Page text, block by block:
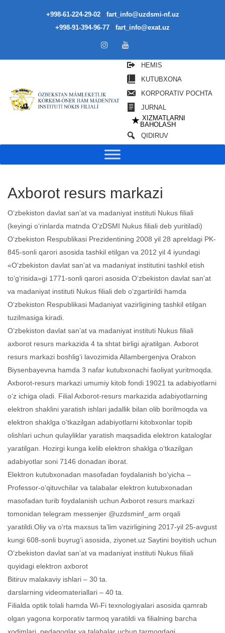
+998-61-224-29-02/ fart_info@uzdsmi-nf.uz
+998-91-394-96-77 / fart_info@exat.uz
HEMIS
KUTUBXONA
KORPORATIV POCHTA
JURNAL
★ XIZMATLARNI
BAHOLASH
QIDIRUV
Axborot resurs markazi
O‘zbekiston davlat san’at va madaniyat instituti Nukus filiali
(keyingi o‘rinlarda matnda O‘zDSMI Nukus filiali deb yuritiladi)
O‘zbekiston Respublikasi Prezidentining 2008 yil 28 apreldagi PK-
845-sonli qarori asosida tashkil etilgan va 2012 yil 4 iyundagi
«O‘zbekiston davlat san’at va madaniyat institutini tashkil etish
to‘g‘risida»gi 1771-sonli qarori asosida O‘zbekiston davlat san’at
va madaniyat instituti Nukus filiali deb o‘zgartirildi hamda
O‘zbekiston Respublikasi Madaniyat vazirligining tashkil etilgan
tuzilmasiga kiradi.
O‘zbekiston davlat san’at va madaniyat instituti Nukus filiali
axborot resurs markazida 4 ta shtat birligi ajratilgan. Axborot
resurs markazi boshlig‘i lavozimida Allambergenjva Oralxon
Biysenbayevna hamda 3 nafar kutubxonachi faoliyat yuritmoqda.
Axborot-resurs markazi umumiy kitob fondi 19021 ta adabiyotlarni
o‘z ichiga oladi. Filial Axborot-resurs markazida adabiyotlarning
elektron shaklini yaratish ishlari jadallik bilan olib borilmoqda va
elektron shaklga o‘tkazilgan adabiyotlarni kitobxonlar topib
olishlari uchun qulayliklar yaratish maqsadida elektron kataloglar
yaratilgan. Hozirgi kunga kelib elektron shaklga o‘tkazilgan
adabiyotlar soni 7146 donadan iborat.
Elektron kutubxonadan masofadan foydalanish bo‘yicha –
Professor-o‘qituvchilar va talabalar elektron kutubxonadan
masofadan turib foydalanish uchun Axborot resurs markazi
tomonidan telegram messenjer @uzdsminf_arm orqali
yaratildi.Oliy va o‘rta maxsus ta’lim vazirligining 2017-yil 25-avgust
kungi 608-sonli buyrug‘i asosida, ziyonet.uz Saytini boyitish uchun
O‘zbekiston davlat san’at va madaniyat instituti Nukus filiali
quyidagi elektron axborot
Bitiruv malakaviy ishlari – 30 ta.
darslarning videomateriallari – 40 ta.
Filialda optik tolali hamda Wi-Fi texnologiyalari asosida qamrab
olgan yagona korporativ tarmoq yaratildi va filialning barcha